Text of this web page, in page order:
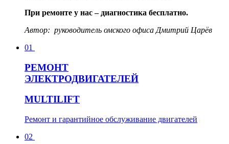
При ремонте у нас – диагностика бесплатно.
Автор: руководитель омского офиса Дмитрий Царёв
01
РЕМОНТ
ЭЛЕКТРОДВИГАТЕЛЕЙ
MULTILIFT
Ремонт и гарантийное обслуживание двигателей
02